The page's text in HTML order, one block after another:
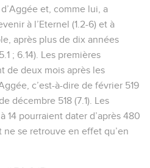
et, comme lui, a
à l’Eternel (1.2-6) et à
après plus de dix années
; 6.14). Les premières
de deux mois après les
c’est-à-dire de février 519
décembre 518 (7.1). Les
14 pourraient dater d’après 480
se retrouve en effet qu’en